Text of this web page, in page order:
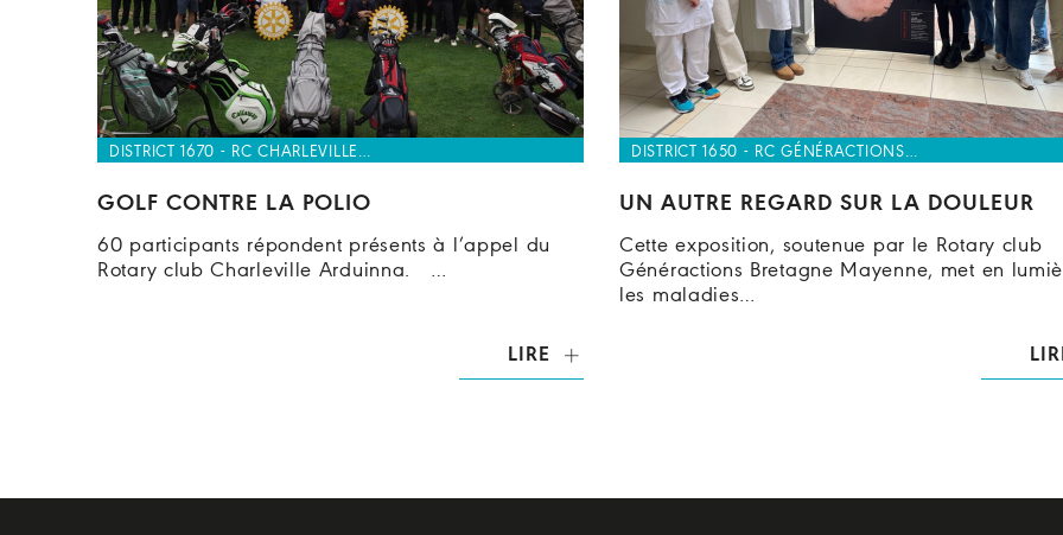
DISTRICT 1670 - RC CHARLEVILLE…
GOLF CONTRE LA POLIO
60 participants répondent présents à l’appel du
Rotary club Charleville Arduinna. …
LIRE
DISTRICT 1650 - RC GÉNÉRACTIONS…
UN AUTRE REGARD SUR LA DOULEUR
Cette exposition, soutenue par le Rotary club
Généractions Bretagne Mayenne, met en
les maladies…